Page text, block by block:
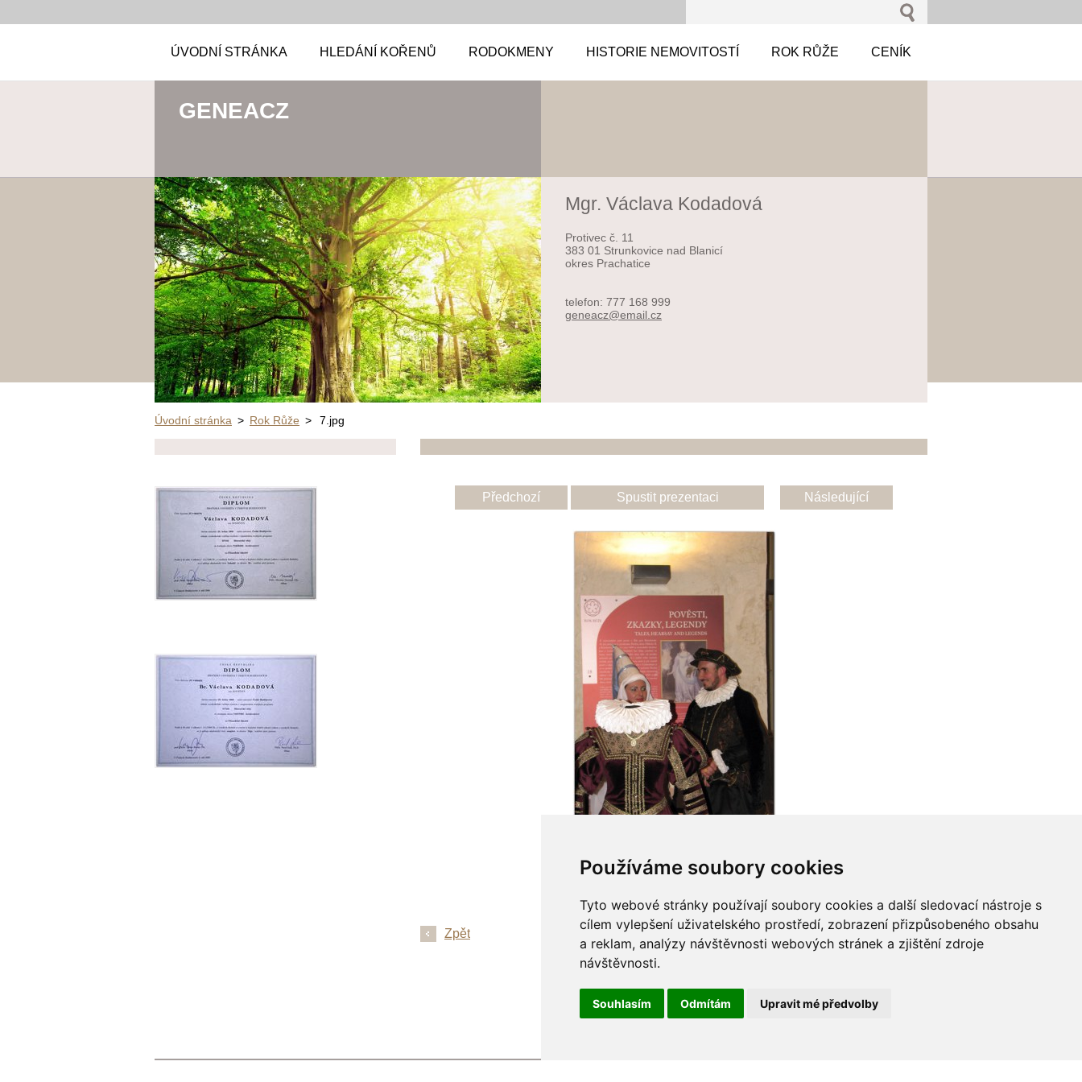
Používáme soubory cookies
Tyto webové stránky používají soubory cookies a další sledovací nástroje s
cílem vylepšení uživatelského prostředí, zobrazení přizpůsobeného obsahu
a reklam, analýzy návštěvnosti webových stránek a zjištění zdroje
návštěvnosti.
Souhlasím Odmítám Upravit mé předvolby
ÚVODNÍ STRÁNKA HLEDÁNÍ KOŘENŮ RODOKMENY HISTORIE NEMOVITOSTÍ ROK RŮŽE CENÍK
GENEACZ
Mgr. Václava Kodadová
Protivec č. 11
383 01 Strunkovice nad Blanicí
okres Prachatice
telefon: 777 168 999
geneacz@email.cz
Úvodní stránka > Rok Růže > 7.jpg
Předchozí Spustit prezentaci Následující
Zpět